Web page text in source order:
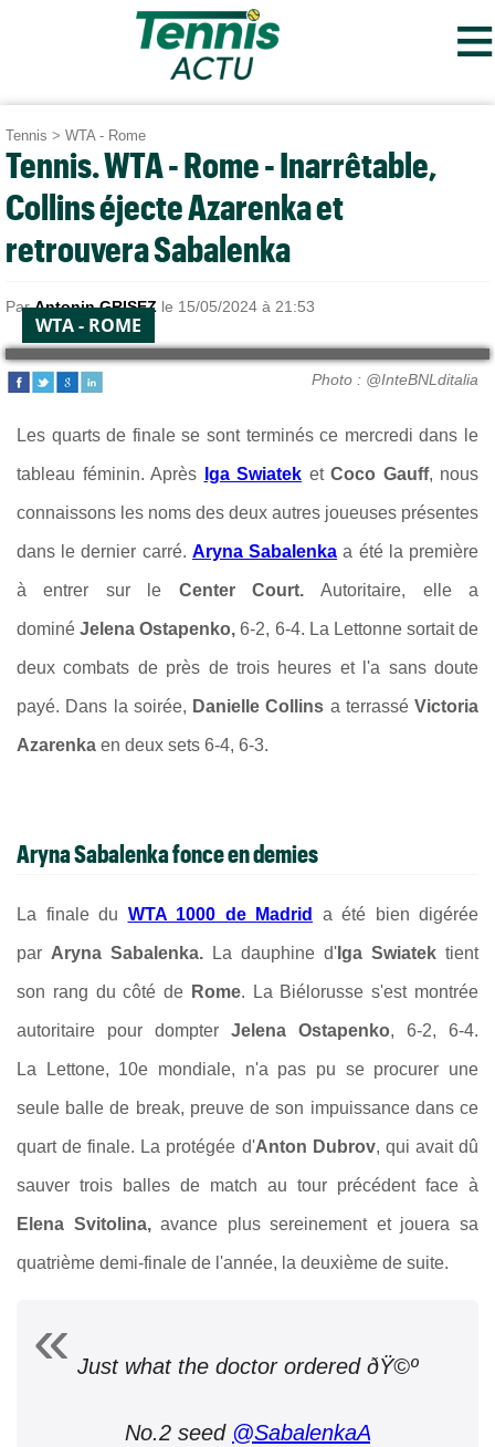
≡
Tennis > WTA - Rome
Tennis. WTA - Rome - Inarrêtable,
Collins éjecte Azarenka et
retrouvera Sabalenka
ParAntonin GRISEZ le 15/05/2024 à 21:53
WTA - ROME
Photo : @InteBNLditalia
Les quarts de finale se sont terminés ce mercredi dans le
tableau féminin. Après Iga Swiatek et Coco Gauff, nous
connaissons les noms des deux autres joueuses présentes
dans le dernier carré. Aryna Sabalenka a été la première
à entrer sur le Center Court.Autoritaire, elle a
dominéJelena Ostapenko, 6-2, 6-4. La Lettonne sortait de
deux combats de près de trois heures et l'a sans doute
payé. Dans la soirée, Danielle Collins a terrassé Victoria
Azarenka en deux sets 6-4, 6-3.
Aryna Sabalenka fonce en demies
La finale du WTA 1000 de Madrid a été bien digérée
par Aryna Sabalenka. La dauphine d' Iga Swiatek tient
son rang du côté de Rome. La Biélorusse s'est montrée
autoritaire pour dompter Jelena Ostapenko, 6-2, 6-4.
La Lettone, 10e mondiale, n'a pas pu se procurer une
seule balle de break, preuve de son impuissance dans ce
quart de finale. La protégée d'Anton Dubrov, qui avait dû
sauver trois balles de match au tour précédent face à
Elena Svitolina,avance plus sereinement et jouera sa
quatrième demi-finale de l'année, la deuxième de suite.
Just what the doctor ordered ðŸ©º
No.2 seed @SabalenkaA